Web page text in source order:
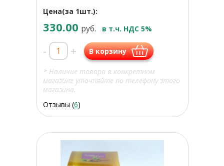
Цена(за 1шт.):
330.00 руб. в т.ч. НДС 5%
- + В корзину
* Наличие товара в конкретном
магазине уточняйте по телефону этого
магазина.
Отзывы (6)